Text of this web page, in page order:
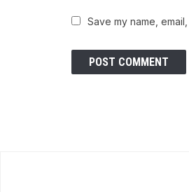
Save my name,